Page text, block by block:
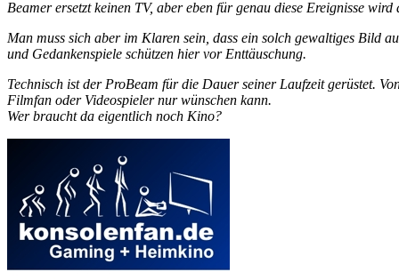
Beamer ersetzt keinen TV, aber eben für genau diese Ereignisse
Man muss sich aber im Klaren sein, dass ein solch gewaltiges Bild
und Gedankenspiele schützen hier vor Enttäuschung.
Technisch ist der ProBeam für die Dauer seiner Laufzeit gerüstet.
Filmfan oder Videospieler nur wünschen kann.
Wer braucht da eigentlich noch Kino?